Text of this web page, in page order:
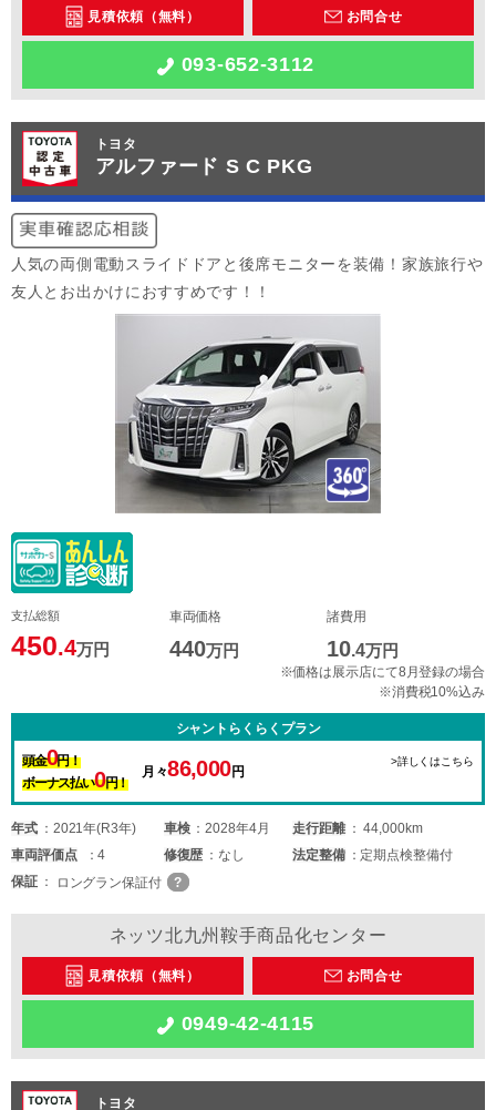
見積依頼（無料） お問合せ
093-652-3112
トヨタ
アルファード S C PKG
人気の両側電動スライドドアと後席モニターを装備！家族旅行や
友人とお出かけにおすすめです！！
支払総額
450.4万円
車両価格
440万円
諸費用
10.4万円
※価格は展示店にて8月登録の場合
※消費税10%込み
シャントらくらくプラン
頭金0円！
ボーナス払い0円！
月々86,000円
>詳しくはこちら
年式 2021年(R3年) 車検 2028年4月 走行距離
44,000km
車両評価点 4 修復歴 なし 法定整備
定期点検整備付
保証
ロングラン保証付
ネッツ北九州鞍手商品化センター
見積依頼（無料） お問合せ
0949-42-4115
トヨタ